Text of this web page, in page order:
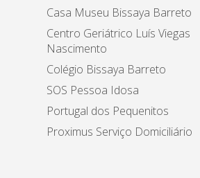
Casa Museu Bissaya Barreto
Centro Geriátrico Luís Viegas
Nascimento
Colégio Bissaya Barreto
SOS Pessoa Idosa
Portugal dos Pequenitos
Proximus Serviço Domiciliário